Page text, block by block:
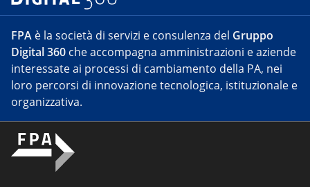
FPA è la società di servizi e consulenza del Gruppo
Digital 360 che accompagna amministrazioni e aziende
interessate ai processi di cambiamento della PA, nei
loro percorsi di innovazione tecnologica, istituzionale e
organizzativa.